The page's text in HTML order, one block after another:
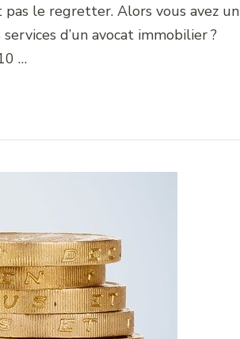
le regretter. Alors vous avez un
d’un avocat immobilier ?
…